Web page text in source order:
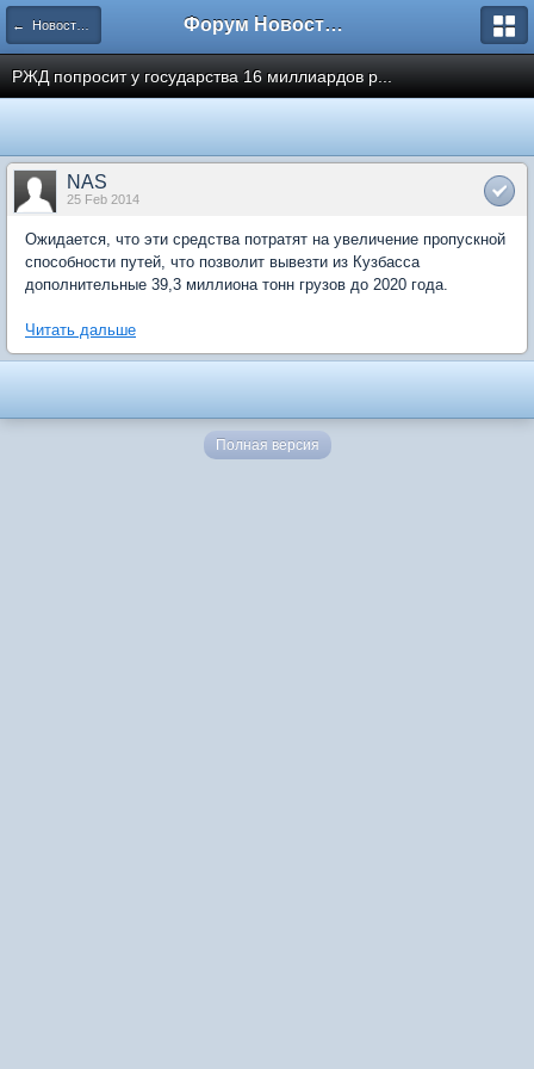
← Новости рынка недвижимости Форум Новостройки
РЖД попросит у государства 16 миллиардов р...
NAS
25 Feb 2014
Ожидается, что эти средства потратят на увеличение пропускной
способности путей, что позволит вывезти из Кузбасса
дополнительные 39,3 миллиона тонн грузов до 2020 года.
Читать дальше
Полная версия